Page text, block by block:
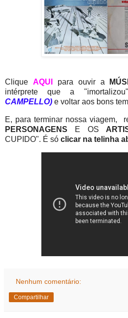
Clique AQUI para ouvir a
intérprete que a
CAMPELLO) e voltar aos bons
E, para terminar nossa viagem,
PERSONAGENS E OS
CUPIDO". É só clicar na telinha
Nenhum comentário:
Compartilhar